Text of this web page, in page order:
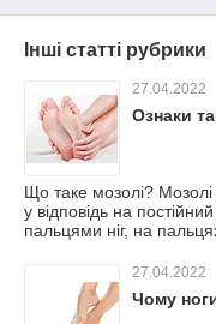
Інші статті рубрики
27.04.2022
Ознаки
Що таке мозолі?
у відповідь на
пальцями ніг, на
27.04.2022
Чому